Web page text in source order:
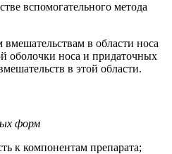
вспомогательного метода
в области носа
оболочки носа и придаточных
в этой области.
форм
к компонентам препарата;